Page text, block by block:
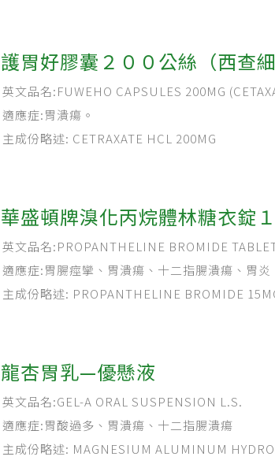
護胃好膠囊２００公絲（西查
英文品名:FUWEHO CAPSULES 200MG
適應症:胃潰瘍。
主成份略述: CETRAXATE HCL 200MG
華盛頓牌溴化丙烷體林糖衣錠
英文品名:PROPANTHELINE BROMIDE
適應症:胃腸痙攣、胃潰瘍、十二指腸潰瘍、胃炎
主成份略述: PROPANTHELINE BROMIDE
龍杏胃乳—優懸液
英文品名:GEL-A ORAL SUSPENSION L.S.
適應症:胃酸過多、胃潰瘍、十二指腸潰瘍
主成份略述: MAGNESIUM ALUMINUM